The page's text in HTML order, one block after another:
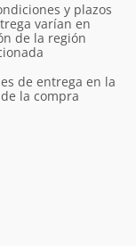
y plazos
varían en
de la región
de entrega en la
la compra